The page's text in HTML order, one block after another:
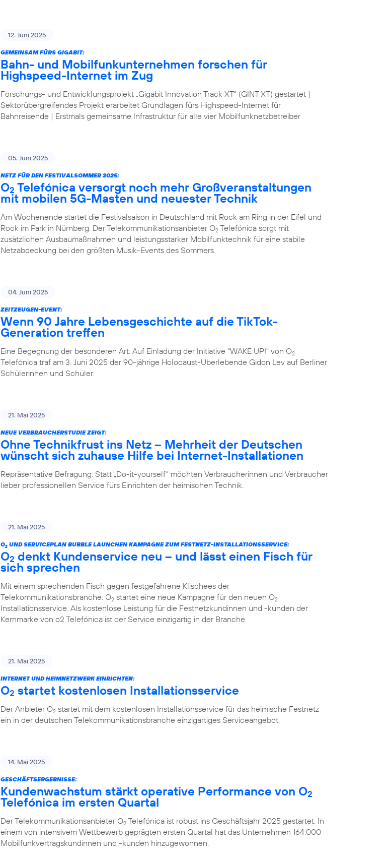
12. Juni 2025
GEMEINSAM FÜRS GIGABIT:
Bahn- und Mobilfunkunternehmen forschen für
Highspeed-Internet im Zug
Forschungs- und Entwicklungsprojekt „Gigabit Innovation Track XT“ (GINT XT) gestartet |
Sektorübergreifendes Projekt erarbeitet Grundlagen fürs Highspeed-Internet für
Bahnreisende | Erstmals gemeinsame Infrastruktur für alle vier Mobilfunknetzbetreiber
05. Juni 2025
NETZ FÜR DEN FESTIVALSOMMER 2025:
O2 Telefónica versorgt noch mehr Großveranstaltungen
mit mobilen 5G-Masten und neuester Technik
Am Wochenende startet die Festivalsaison in Deutschland mit Rock am Ring in der Eifel und
Rock im Park in Nürnberg. Der Telekommunikationsanbieter O2 Telefónica sorgt mit
zusätzlichen Ausbaumaßnahmen und leistungsstarker Mobilfunktechnik für eine stabile
Netzabdeckung bei den größten Musik-Events des Sommers.
04. Juni 2025
ZEITZEUGEN-EVENT:
Wenn 90 Jahre Lebensgeschichte auf die TikTok-
Generation treffen
Eine Begegnung der besonderen Art: Auf Einladung der Initiative "WAKE UP!" von O2
Telefónica traf am 3. Juni 2025 der 90-jährige Holocaust-Überlebende Gidon Lev auf Berliner
Schülerinnen und Schüler.
21. Mai 2025
NEUE VERBRAUCHERSTUDIE ZEIGT:
Ohne Technikfrust ins Netz – Mehrheit der Deutschen
wünscht sich zuhause Hilfe bei Internet-Installationen
Repräsentative Befragung: Statt „Do-it-yourself“ möchten Verbraucherinnen und Verbraucher
lieber professionellen Service fürs Einrichten der heimischen Technik.
21. Mai 2025
O2 UND SERVICEPLAN BUBBLE LAUNCHEN KAMPAGNE ZUM FESTNETZ-INSTALLATIONSSERVICE:
O2 denkt Kundenservice neu – und lässt einen Fisch für
sich sprechen
Mit einem sprechenden Fisch gegen festgefahrene Klischees der
Telekommunikationsbranche: O2 startet eine neue Kampagne für den neuen O2
Installationsservice. Als kostenlose Leistung für die Festnetzkundinnen und -kunden der
Kernmarke von o2 Telefónica ist der Service einzigartig in der Branche.
21. Mai 2025
INTERNET UND HEIMNETZWERK EINRICHTEN:
O2 startet kostenlosen Installationsservice
Der Anbieter O2 startet mit dem kostenlosen Installationsservice für das heimische Festnetz
ein in der deutschen Telekommunikationsbranche einzigartiges Serviceangebot.
14. Mai 2025
GESCHÄFTSERGEBNISSE:
Kundenwachstum stärkt operative Performance von O2
Telefónica im ersten Quartal
Der Telekommunikationsanbieter O2 Telefónica ist robust ins Geschäftsjahr 2025 gestartet. In
einem von intensivem Wettbewerb geprägten ersten Quartal hat das Unternehmen 164.000
Mobilfunkvertragskundinnen und -kunden hinzugewonnen.